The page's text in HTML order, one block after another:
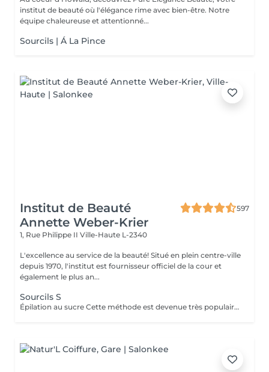
institut de beauté où l'élégance rime avec bien-être. Notre
équipe chaleureuse et attentionné...
Sourcils | Á La Pince
Institut de Beauté
Annette Weber-Krier
597
1, Rue Philippe II Ville-Haute L-2340
L'excellence au service de la beauté! Situé en plein centre-ville
depuis 1970, l'institut est fournisseur officiel de la cour et
également le plus an...
Sourcils S
Épilation au sucre Cette méthode est devenue très populaire dans notre institut. La pâte de sucre est 100% naturelle. Elle est basée sur des recettes millénaires du Moyen Orient et contient exclusivement de l'eau et du sucre, sans aucune substance chimique, aromatique ou colorante. La pâte est hypoallergénique et ne provoque pas d'irritation de la peau. Elle s'applique sur toutes les zones. La pâte est massée à l'intérieur du follicule, elle enveloppe les poils, les entoure et les lubrifie. L'extraction est faite dans le sens naturel de la croissance du poil. Dans le follicule il ne reste pas de poil cassé. Cette technique ne provoque pas de rougeur ni d'irritation de la peau. Avantage non-négligeable est le fait qu'il ne faut pas avoir une certaine longueur de poils comme avec la cire, le sucre enlève efficacement des poils très courts. Le sucre se retire sans bandes. Nous suggérons cette méthode aussi aux ados pour leurs premières épilations et aux personnes désirant une épilation intégrale, car nettement moins douloureuse que la cire.